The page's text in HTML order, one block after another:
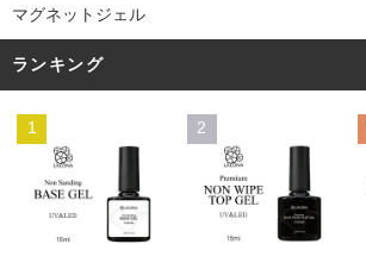
マグネットジェル
ランキング
1 2